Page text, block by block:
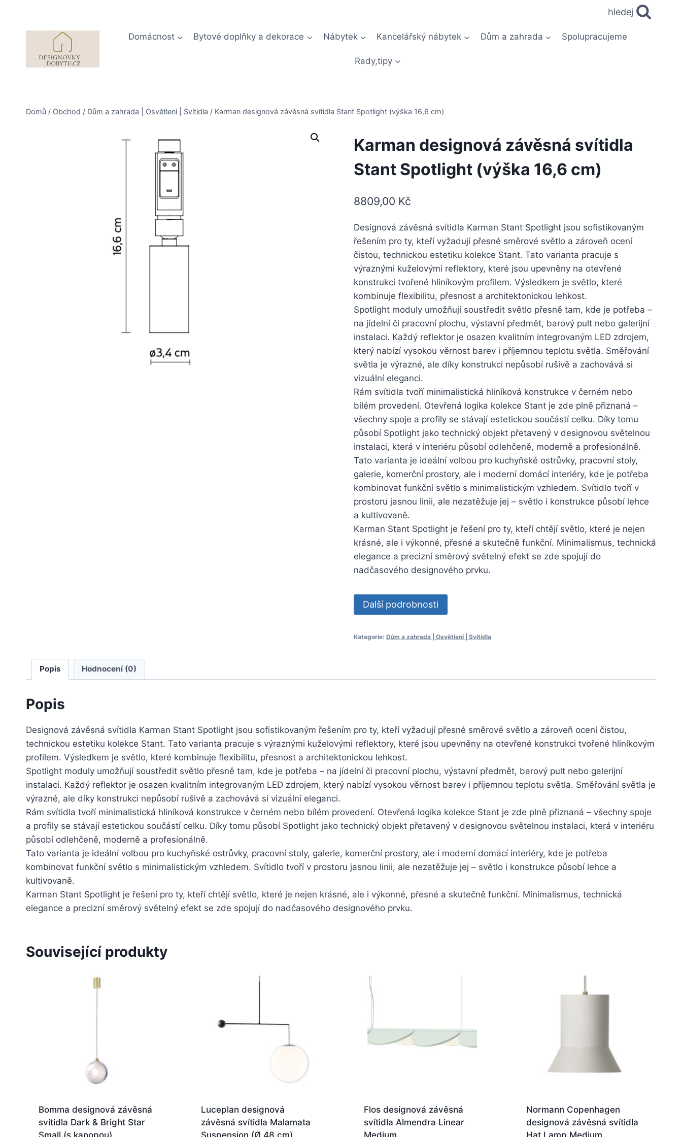
hledej
Domácnost Bytové doplňky a dekorace Nábytek Kancelářský nábytek Dům a zahrada Spolupracujeme
Rady,tipy
Domů / Obchod / Dům a zahrada | Osvětlení | Svítidla / Karman designová závěsná svítidla Stant Spotlight (výška 16,6 cm)
Karman designová závěsná svítidla
Stant Spotlight (výška 16,6 cm)
8809,00 Kč
Designová závěsná svítidla Karman Stant Spotlight jsou sofistikovaným
řešením pro ty, kteří vyžadují přesné směrové světlo a zároveň ocení
čistou, technickou estetiku kolekce Stant. Tato varianta pracuje s
výraznými kuželovými reflektory, které jsou upevněny na otevřené
konstrukci tvořené hliníkovým profilem. Výsledkem je světlo, které
kombinuje flexibilitu, přesnost a architektonickou lehkost.
Spotlight moduly umožňují soustředit světlo přesně tam, kde je potřeba –
na jídelní či pracovní plochu, výstavní předmět, barový pult nebo galerijní
instalaci. Každý reflektor je osazen kvalitním integrovaným LED zdrojem,
který nabízí vysokou věrnost barev i příjemnou teplotu světla. Směřování
světla je výrazné, ale díky konstrukci nepůsobí rušivě a zachovává si
vizuální eleganci.
Rám svítidla tvoří minimalistická hliníková konstrukce v černém nebo
bílém provedení. Otevřená logika kolekce Stant je zde plně přiznaná –
všechny spoje a profily se stávají estetickou součástí celku. Díky tomu
působí Spotlight jako technický objekt přetavený v designovou světelnou
instalaci, která v interiéru působí odlehčeně, moderně a profesionálně.
Tato varianta je ideální volbou pro kuchyňské ostrůvky, pracovní stoly,
galerie, komerční prostory, ale i moderní domácí interiéry, kde je potřeba
kombinovat funkční světlo s minimalistickým vzhledem. Svítidlo tvoří v
prostoru jasnou linii, ale nezatěžuje jej – světlo i konstrukce působí lehce
a kultivovaně.
Karman Stant Spotlight je řešení pro ty, kteří chtějí světlo, které je nejen
krásné, ale i výkonné, přesné a skutečně funkční. Minimalismus, technická
elegance a precizní směrový světelný efekt se zde spojují do
nadčasového designového prvku.
Další podrobnosti
Kategorie: Dům a zahrada | Osvětlení | Svítidla
Popis Hodnocení (0)
Popis
Designová závěsná svítidla Karman Stant Spotlight jsou sofistikovaným řešením pro ty, kteří vyžadují přesné směrové světlo a zároveň ocení čistou,
technickou estetiku kolekce Stant. Tato varianta pracuje s výraznými kuželovými reflektory, které jsou upevněny na otevřené konstrukci tvořené hliníkovým
profilem. Výsledkem je světlo, které kombinuje flexibilitu, přesnost a architektonickou lehkost.
Spotlight moduly umožňují soustředit světlo přesně tam, kde je potřeba – na jídelní či pracovní plochu, výstavní předmět, barový pult nebo galerijní
instalaci. Každý reflektor je osazen kvalitním integrovaným LED zdrojem, který nabízí vysokou věrnost barev i příjemnou teplotu světla. Směřování světla je
výrazné, ale díky konstrukci nepůsobí rušivě a zachovává si vizuální eleganci.
Rám svítidla tvoří minimalistická hliníková konstrukce v černém nebo bílém provedení. Otevřená logika kolekce Stant je zde plně přiznaná – všechny spoje
a profily se stávají estetickou součástí celku. Díky tomu působí Spotlight jako technický objekt přetavený v designovou světelnou instalaci, která v interiéru
působí odlehčeně, moderně a profesionálně.
Tato varianta je ideální volbou pro kuchyňské ostrůvky, pracovní stoly, galerie, komerční prostory, ale i moderní domácí interiéry, kde je potřeba
kombinovat funkční světlo s minimalistickým vzhledem. Svítidlo tvoří v prostoru jasnou linii, ale nezatěžuje jej – světlo i konstrukce působí lehce a
kultivovaně.
Karman Stant Spotlight je řešení pro ty, kteří chtějí světlo, které je nejen krásné, ale i výkonné, přesné a skutečně funkční. Minimalismus, technická
elegance a precizní směrový světelný efekt se zde spojují do nadčasového designového prvku.
Související produkty
Bomma designová závěsná
svítidla Dark & Bright Star
Luceplan designová
závěsná svítidla Malamata
Flos designová závěsná
svítidla Almendra Linear
Normann Copenhagen
designová závěsná svítidla